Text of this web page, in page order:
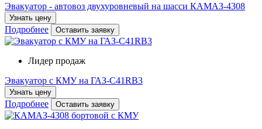
Эвакуатор - автовоз двухуровневый на шасси КАМАЗ-4308
Узнать цену
Подробнее Оставить заявку
Лидер продаж
Эвакуатор с КМУ на ГАЗ-С41RB3
Узнать цену
Подробнее Оставить заявку